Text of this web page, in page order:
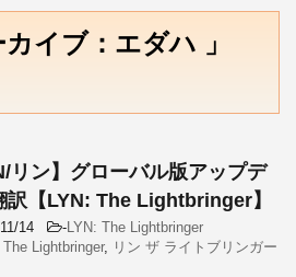
カイブ：エダハ 」
リン】グローバル版アップデ
訳【LYN: The Lightbringer】
14 -LYN: The Lightbringer
The Lightbringer, リン ザ ライトブリンガー